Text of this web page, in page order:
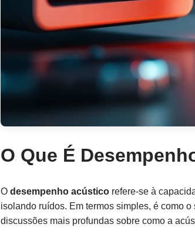
O Que É
O desempenho acústico refere-se à
isolando ruídos. Em termos simples, é como
discussões mais profundas sobre como a